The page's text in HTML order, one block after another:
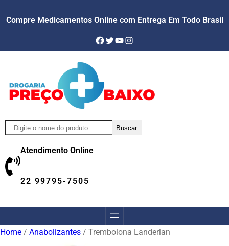
Compre Medicamentos Online com Entrega Em Todo Brasil
Facebook
Twitter
YouTube
Instagram
Pesquisar Buscar
Atendimento Online
22 99795-7505
Home / Anabolizantes / Trembolona Landerlan